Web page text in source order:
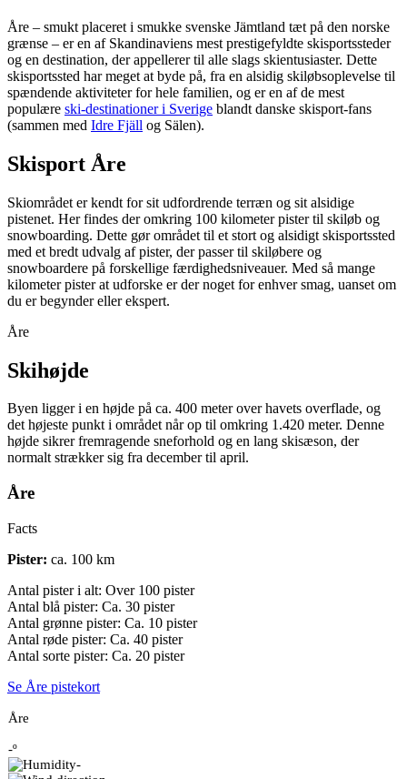
Åre – smukt placeret i smukke svenske Jämtland tæt på den norske
grænse – er en af Skandinaviens mest prestigefyldte skisportssteder
og en destination, der appellerer til alle slags skientusiaster. Dette
skisportssted har meget at byde på, fra en alsidig skiløbsoplevelse til
spændende aktiviteter for hele familien, og er en af de mest
populære ski-destinationer i Sverige blandt danske skisport-fans
(sammen med Idre Fjäll og Sälen).
Skisport Åre
Skiområdet er kendt for sit udfordrende terræn og sit alsidige
pistenet. Her findes der omkring 100 kilometer pister til skiløb og
snowboarding. Dette gør området til et stort og alsidigt skisportssted
med et bredt udvalg af pister, der passer til skiløbere og
snowboardere på forskellige færdighedsniveauer. Med så mange
kilometer pister at udforske er der noget for enhver smag, uanset om
du er begynder eller ekspert.
Åre
Skihøjde
Byen ligger i en højde på ca. 400 meter over havets overflade, og
det højeste punkt i området når op til omkring 1.420 meter. Denne
højde sikrer fremragende sneforhold og en lang skisæson, der
normalt strækker sig fra december til april.
Åre
Facts
Pister: ca. 100 km
Antal pister i alt: Over 100 pister
Antal blå pister: Ca. 30 pister
Antal grønne pister: Ca. 10 pister
Antal røde pister: Ca. 40 pister
Antal sorte pister: Ca. 20 pister
Se Åre pistekort
Åre
-º
-